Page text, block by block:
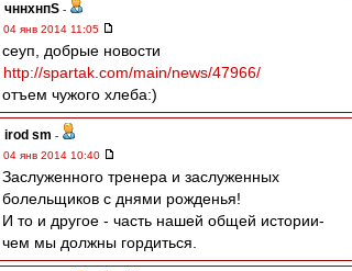
чннхнпS -
04 янв 2014 11:05
сеуп, добрые новости
http://spartak.com/main/news/47966/
отъем чужого хлеба:)
irod sm -
04 янв 2014 10:40
Заслуженного тренера и заслуженных
болельщиков с днями рожденья!
И то и другое - часть нашей общей истории-
чем мы должны гордиться.